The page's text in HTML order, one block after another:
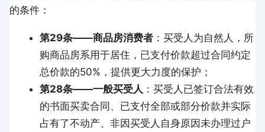
的条件：
第29条——商品房消费者 ：买受人为自然人，所
购商品房系用于居住，已支付价款超过合同约定
总价款的50%，提供更大力度的保护；
第28条——一般买受人 ：买受人已签订合法有效
的书面买卖合同、已支付全部或部分价款并实际
占有了不动产、非因买受人自身原因未办理过户